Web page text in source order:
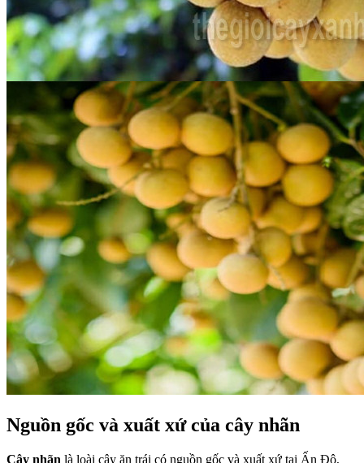
Nguồn gốc và xuất xứ của cây nhãn
Cây nhãn là loài cây ăn trái có nguồn gốc và xuất xứ tại Ấn Độ,